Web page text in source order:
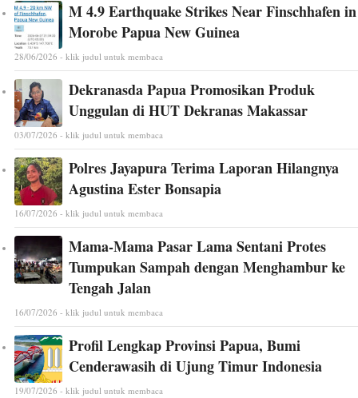
M 4.9 Earthquake Strikes Near Finschhafen in
Morobe Papua New Guinea
28/06/2026 - klik judul untuk membaca
Dekranasda Papua Promosikan Produk
Unggulan di HUT Dekranas Makassar
03/07/2026 - klik judul untuk membaca
Polres Jayapura Terima Laporan Hilangnya
Agustina Ester Bonsapia
16/07/2026 - klik judul untuk membaca
Mama-Mama Pasar Lama Sentani Protes
Tumpukan Sampah dengan Menghambur ke
Tengah Jalan
16/07/2026 - klik judul untuk membaca
Profil Lengkap Provinsi Papua, Bumi
Cenderawasih di Ujung Timur Indonesia
19/07/2026 - klik judul untuk membaca